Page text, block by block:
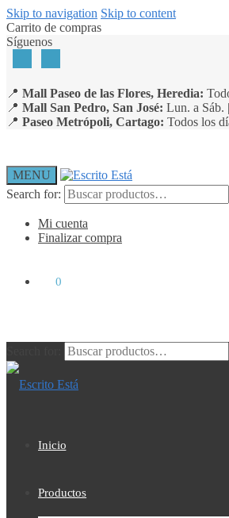
Skip to navigation Skip to content
Carrito de compras
Síguenos
📍 Mall Paseo de las Flores, Heredia:
📍 Mall San Pedro, San José: Lun. a Sáb.
📍 Paseo Metrópoli, Cartago: Todos los
MENU
Search for:
Mi cuenta
Finalizar compra
0
Inicio
Productos